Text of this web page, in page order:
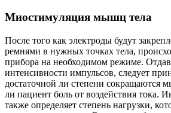
Миостимуляция мышц тела
После того как электроды будут
ремнями в нужных точках тела,
прибора на необходимом режиме.
интенсивности импульсов, следует
достаточной ли степени сокращаются
ли пациент боль от воздействия тока.
также определяет степень нагрузки,